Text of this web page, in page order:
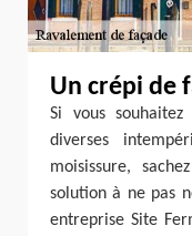
Un crépi de
Si vous
diverses
moisissure,
solution à ne pas
entreprise Site